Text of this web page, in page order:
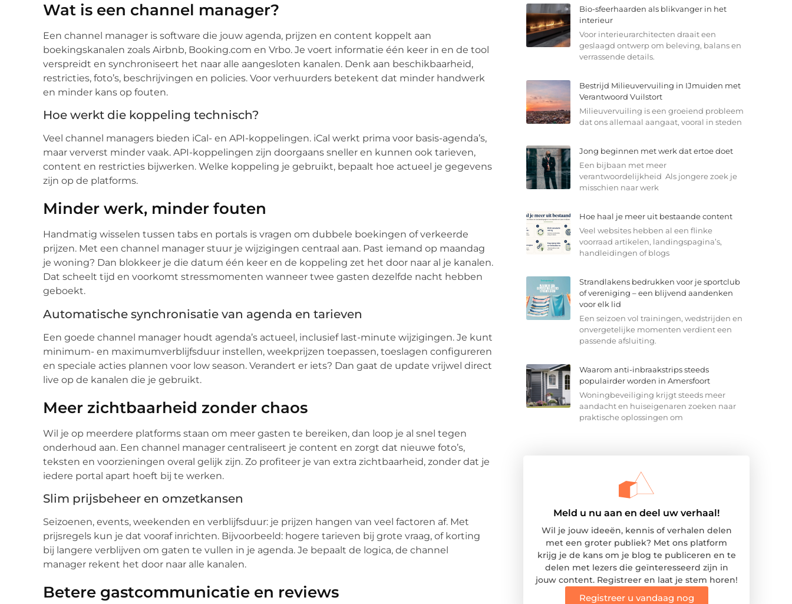
Wat is een channel manager?
Een channel manager is software die jouw agenda, prijzen en content koppelt aan
boekingskanalen zoals Airbnb, Booking.com en Vrbo. Je voert informatie één keer in en de tool
verspreidt en synchroniseert het naar alle aangesloten kanalen. Denk aan beschikbaarheid,
restricties, foto’s, beschrijvingen en policies. Voor verhuurders betekent dat minder handwerk
en minder kans op fouten.
Hoe werkt die koppeling technisch?
Veel channel managers bieden iCal- en API-koppelingen. iCal werkt prima voor basis-agenda’s,
maar ververst minder vaak. API-koppelingen zijn doorgaans sneller en kunnen ook tarieven,
content en restricties bijwerken. Welke koppeling je gebruikt, bepaalt hoe actueel je gegevens
zijn op de platforms.
Minder werk, minder fouten
Handmatig wisselen tussen tabs en portals is vragen om dubbele boekingen of verkeerde
prijzen. Met een channel manager stuur je wijzigingen centraal aan. Past iemand op maandag
je woning? Dan blokkeer je die datum één keer en de koppeling zet het door naar al je kanalen.
Dat scheelt tijd en voorkomt stressmomenten wanneer twee gasten dezelfde nacht hebben
geboekt.
Automatische synchronisatie van agenda en tarieven
Een goede channel manager houdt agenda’s actueel, inclusief last-minute wijzigingen. Je kunt
minimum- en maximumverblijfsduur instellen, weekprijzen toepassen, toeslagen configureren
en speciale acties plannen voor low season. Verandert er iets? Dan gaat de update vrijwel direct
live op de kanalen die je gebruikt.
Meer zichtbaarheid zonder chaos
Wil je op meerdere platforms staan om meer gasten te bereiken, dan loop je al snel tegen
onderhoud aan. Een channel manager centraliseert je content en zorgt dat nieuwe foto’s,
teksten en voorzieningen overal gelijk zijn. Zo profiteer je van extra zichtbaarheid, zonder dat je
iedere portal apart hoeft bij te werken.
Slim prijsbeheer en omzetkansen
Seizoenen, events, weekenden en verblijfsduur: je prijzen hangen van veel factoren af. Met
prijsregels kun je dat vooraf inrichten. Bijvoorbeeld: hogere tarieven bij grote vraag, of korting
bij langere verblijven om gaten te vullen in je agenda. Je bepaalt de logica, de channel
manager rekent het door naar alle kanalen.
Betere gastcommunicatie en reviews
Bio-sfeerhaarden als blikvanger in het
interieur
Voor interieurarchitecten draait een
geslaagd ontwerp om beleving, balans en
verrassende details.
Bestrijd Milieuvervuiling in IJmuiden met
Verantwoord Vuilstort
Milieuvervuiling is een groeiend probleem
dat ons allemaal aangaat, vooral in steden
Jong beginnen met werk dat ertoe doet
Een bijbaan met meer
verantwoordelijkheid Als jongere zoek je
misschien naar werk
Hoe haal je meer uit bestaande content
Veel websites hebben al een flinke
voorraad artikelen, landingspagina’s,
handleidingen of blogs
Strandlakens bedrukken voor je sportclub
of vereniging – een blijvend aandenken
voor elk lid
Een seizoen vol trainingen, wedstrijden en
onvergetelijke momenten verdient een
passende afsluiting.
Waarom anti-inbraakstrips steeds
populairder worden in Amersfoort
Woningbeveiliging krijgt steeds meer
aandacht en huiseigenaren zoeken naar
praktische oplossingen om
Meld u nu aan en deel uw verhaal!
Wil je jouw ideeën, kennis of verhalen delen
met een groter publiek? Met ons platform
krijg je de kans om je blog te publiceren en te
delen met lezers die geïnteresseerd zijn in
jouw content. Registreer en laat je stem horen!
Registreer u vandaag nog